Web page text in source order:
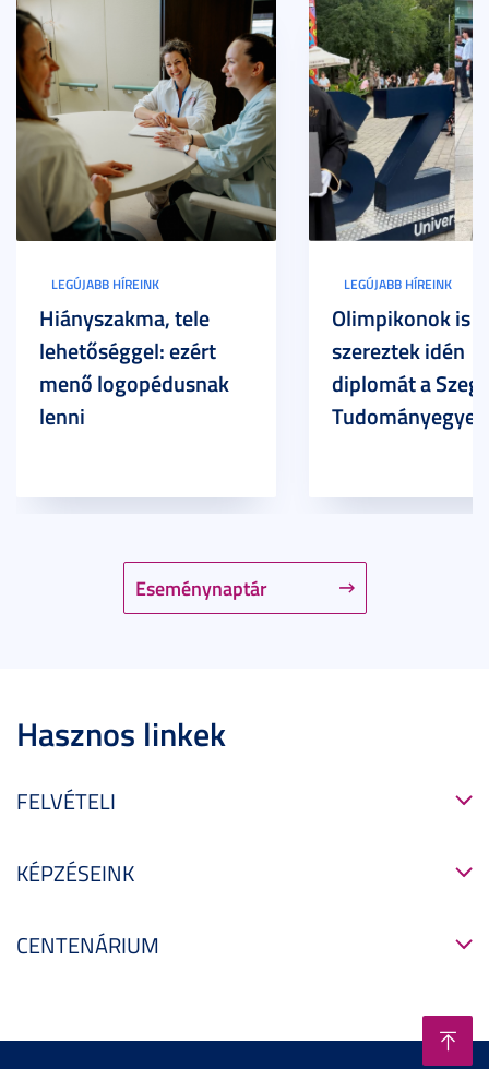
Eseménynaptár
LEGÚJABB HÍREINK
Hiányszakma, tele
lehetőséggel: ezért
menő logopédusnak
lenni
LEGÚJABB HÍREINK
Olimpikonok is
szereztek idén
diplomát a
Hasznos linkek
FELVÉTELI
KÉPZÉSEINK
CENTENÁRIUM